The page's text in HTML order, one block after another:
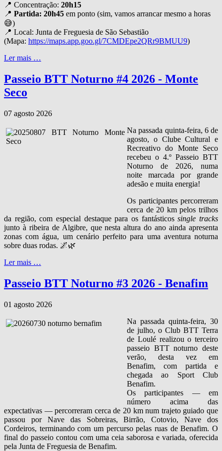
📍 Concentração: 20h15
📍 Partida: 20h45 em ponto (sim, vamos arrancar mesmo a horas
😅)
📍 Local: Junta de Freguesia de São Sebastião
(Mapa: https://maps.app.goo.gl/7CMDEpe2QRr9BMUU9)
Ler mais …
Passeio BTT Noturno #4 2026 - Monte
Seco
07 agosto 2026
Na passada quinta‑feira, 6 de
agosto, o Clube Cultural e
Recreativo do Monte Seco
recebeu o 4.º Passeio BTT
Noturno de 2026, numa
noite marcada por grande
adesão e muita energia!
Os participantes percorreram
cerca de 20 km pelos trilhos
da região, com especial destaque para os fantásticossingle tracks
junto à ribeira de Algibre, que nesta altura do ano ainda apresenta
zonas com água, um cenário perfeito para uma aventura noturna
sobre duas rodas. 🌌🌿
Ler mais …
Passeio BTT Noturno #3 2026 - Benafim
01 agosto 2026
Na passada quinta‑feira, 30
de julho, o Club BTT Terra
de Loulé realizou o terceiro
passeio BTT noturno deste
verão, desta vez em
Benafim, com partida e
chegada ao Sport Club
Benafim.
Os participantes — em
número acima das
expectativas — percorreram cerca de 20 km num trajeto guiado que
passou por Nave das Sobreiras, Birrão, Cotovio, Nave dos
Cordeiros, terminando com um percurso pelas ruas de Benafim. O
final do passeio contou com uma ceia saborosa e variada, oferecida
pela Junta de Freguesia de Benafim.